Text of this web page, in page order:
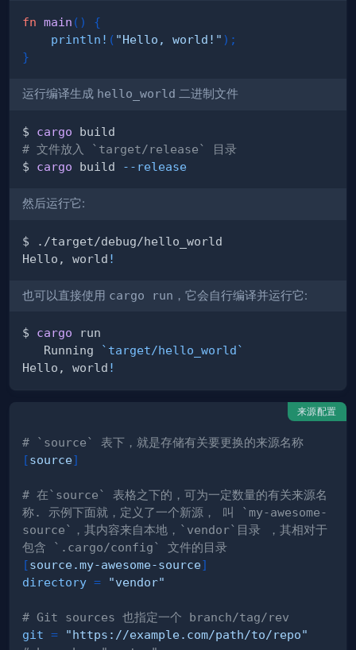
fn main ( )
{
println! ( "Hello, world!" ) ;
}
运行编译生成 hello_world 二进制文件
$ cargo
# 文件放入 `target/release` 目录
$ cargo build --release
然后运行它:
Hello, world !
也可以直接使用 cargo run ，它会自行编译并运行它:
$ cargo
   Running
` target/hello_world`
Hello, world !
来源配置
# `source` 表下，就是存储有关要更换的来源名称
[source]
# 在`source` 表格之下的，可为一定数量的有关来源名
称. 示例下面就，定义了一个新源， 叫 `my-awesome-
source`，其内容来自本地，`vendor`目录 ，其相对于
包含 `.cargo/config` 文件的目录
[source.my-awesome-source]
directory = "vendor"
# Git sources 也指定一个 branch/tag/rev
git =
"https://example.com/path/to/repo"